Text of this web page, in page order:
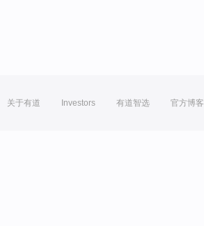
关于有道 Investors 有道智选 官方博客